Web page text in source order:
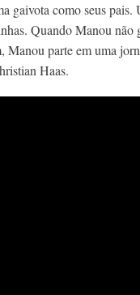
gaivota como seus
Quando Manou não
Manou parte em uma
Haas.